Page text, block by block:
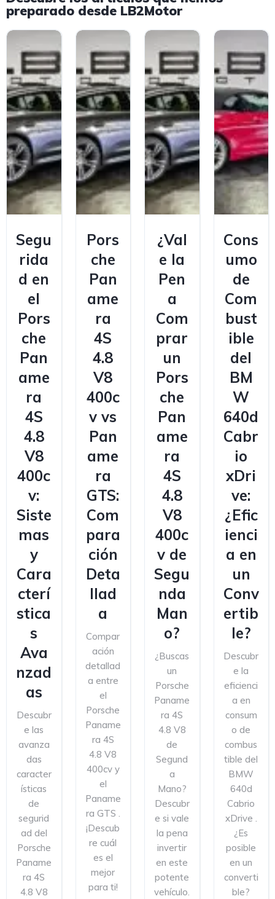
preparado desde LB2Motor
Segu
rida
d en
el
Pors
che
Pan
ame
ra
4S
4.8
V8
400c
v:
Siste
mas
y
Cara
cterí
stica
s
Ava
nzad
as
Descubr
e las
avanza
das
caracter
ísticas
de
segurid
ad del
Porsche
Paname
ra 4S
4.8 V8
Pors
che
Pan
ame
ra
4S
4.8
V8
400c
v vs
Pan
ame
ra
GTS:
Com
para
ción
Deta
llad
a
Compar
ación
detallad
a entre
el
Porsche
Paname
ra 4S
4.8 V8
400cv y
el
Paname
ra GTS .
¡Descub
re cuál
es el
mejor
para ti!
¿Val
e la
Pen
a
Com
prar
un
Pors
che
Pan
ame
ra
4S
4.8
V8
400c
v de
Segu
nda
Man
o?
¿Buscas
un
Porsche
Paname
ra 4S
4.8 V8
de
Segund
a
Mano?
Descubr
e si vale
la pena
invertir
en este
potente
vehículo.
Cons
umo
de
Com
bust
ible
del
BM
W
640d
Cabr
io
xDri
ve:
¿Efic
ienci
a en
un
Conv
ertib
le?
Descubr
e la
eficienci
a en
consum
o de
combus
tible del
BMW
640d
Cabrio
xDrive .
¿Es
posible
en un
converti
ble?